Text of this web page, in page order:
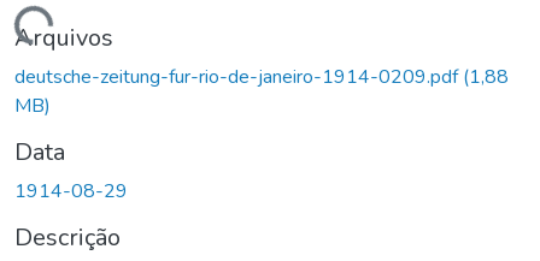
Carregando...
Arquivos
deutsche-zeitung-fur-rio-de-janeiro-1914-0209.pdf(1,88
MB)
Data
1914-08-29
Descrição